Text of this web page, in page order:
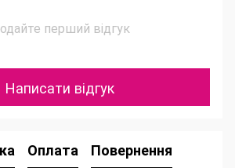
перший відгук
Написати відгук
Оплата Повернення